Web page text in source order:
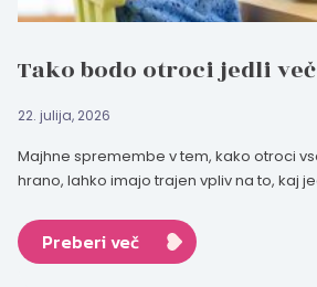
Tako bodo otroci jedli
22. julija, 2026
Majhne spremembe v tem, kako otroci
hrano, lahko imajo trajen vpliv na to, kaj
Preberi več